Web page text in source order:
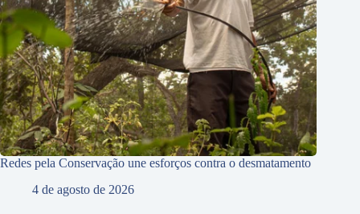
Redes pela Conservação une esforços contra o desmatamento
4 de agosto de 2026